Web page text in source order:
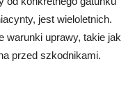
jest wieloletnich.
warunki uprawy, takie jak
przed szkodnikami.